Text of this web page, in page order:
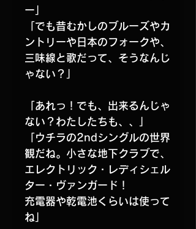
ー」
「でも昔むかしのブルーズやカ
ントリーや日本のフォークや、
三味線と歌だって、そうなんじ
ゃない？」
「あれっ！でも、出来るんじゃ
ない？わたしたちも、、」
「ウチラの2ndシングルの世界
観だね。小さな地下クラブで、
エレクトリック・レディシェル
ター・ヴァンガード！
充電器や乾電池くらいは使って
ね」